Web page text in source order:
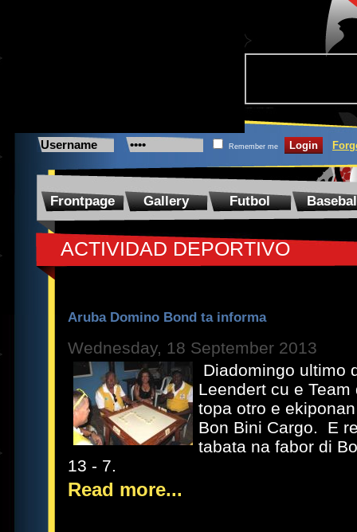
Remember me
Frontpage Gallery Futbol
ACTIVIDAD DEPORTIVO
Aruba Domino Bond ta informa
Wednesday, 18 September 2013
Diadomingo ultimo
Leendert cu e
topa otro e
Bon Bini Cargo. E
tabata na fabor di
13 - 7.
Read more...